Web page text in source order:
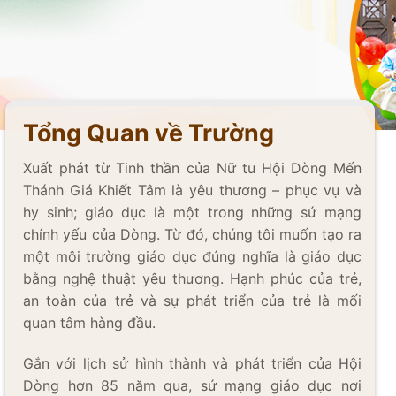
Tổng Quan về Trường
Xuất phát từ Tinh thần của Nữ tu Hội Dòng Mến
Thánh Giá Khiết Tâm là yêu thương – phục vụ và
hy sinh; giáo dục là một trong những sứ mạng
chính yếu của Dòng. Từ đó, chúng tôi muốn tạo ra
một môi trường giáo dục đúng nghĩa là giáo dục
bằng nghệ thuật yêu thương. Hạnh phúc của trẻ,
an toàn của trẻ và sự phát triển của trẻ là mối
quan tâm hàng đầu.
Gắn với lịch sử hình thành và phát triển của Hội
Dòng hơn 85 năm qua, sứ mạng giáo dục nơi